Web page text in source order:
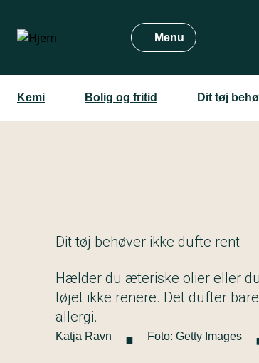
hovedindhold
Menu
Kemi Bolig og fritid Dit tøj
Dit tøj behøver ikke dufte rent
Hælder du æteriske olier eller
tøjet ikke renere. Det dufter
allergi.
Katja Ravn · Foto: Getty Images